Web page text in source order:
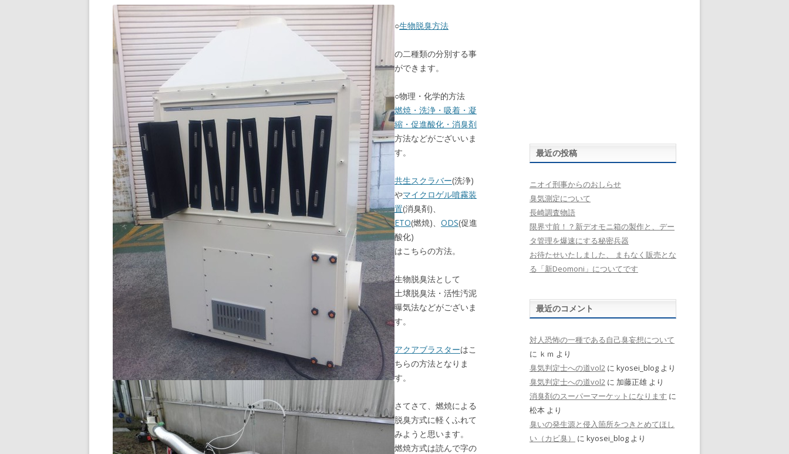
○生物脱臭方法
の二種類の分別する事
ができます。
○物理・化学的方法
燃焼・洗浄・吸着・凝
縮・促進酸化・消臭剤
方法などがございいま
す。
共生スクラバー(洗浄)
やマイクロゲル噴霧装
置(消臭剤)、
ETO(燃焼)、 ODS(促進
酸化)
はこちらの方法。
生物脱臭法として
土壌脱臭法・活性汚泥
曝気法などがございま
す。
アクアブラスターはこ
ちらの方法となりま
す。
さてさて、燃焼による
脱臭方式に軽くふれて
みようと思います。
燃焼方式は読んで字の
最近の投稿
ニオイ刑事からのおしらせ
臭気測定について
長崎調査物語
限界寸前！？新デオモニ箱の製作と、デー
タ管理を爆速にする秘密兵器
お待たせいたしました、 まもなく販売とな
る「新Deomoni」についてです
最近のコメント
対人恐怖の一種である自己臭妄想について
に ｋｍ より
臭気判定士への道vol2 に kyosei_blog より
臭気判定士への道vol2 に 加藤正雄 より
消臭剤のスーパーマーケットになります に
松本 より
臭いの発生源と侵入箇所をつきとめてほし
い（カビ臭）
に kyosei_blog より